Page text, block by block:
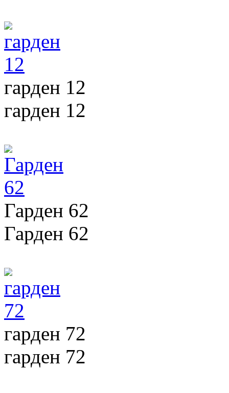
гарден 12
гарден 12
Гарден 62
Гарден 62
гарден 72
гарден 72